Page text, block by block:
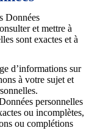
Données
et mettre à
sont exactes et à
d’informations sur
à votre sujet et
personnelles
ou incomplètes,
ou complétions